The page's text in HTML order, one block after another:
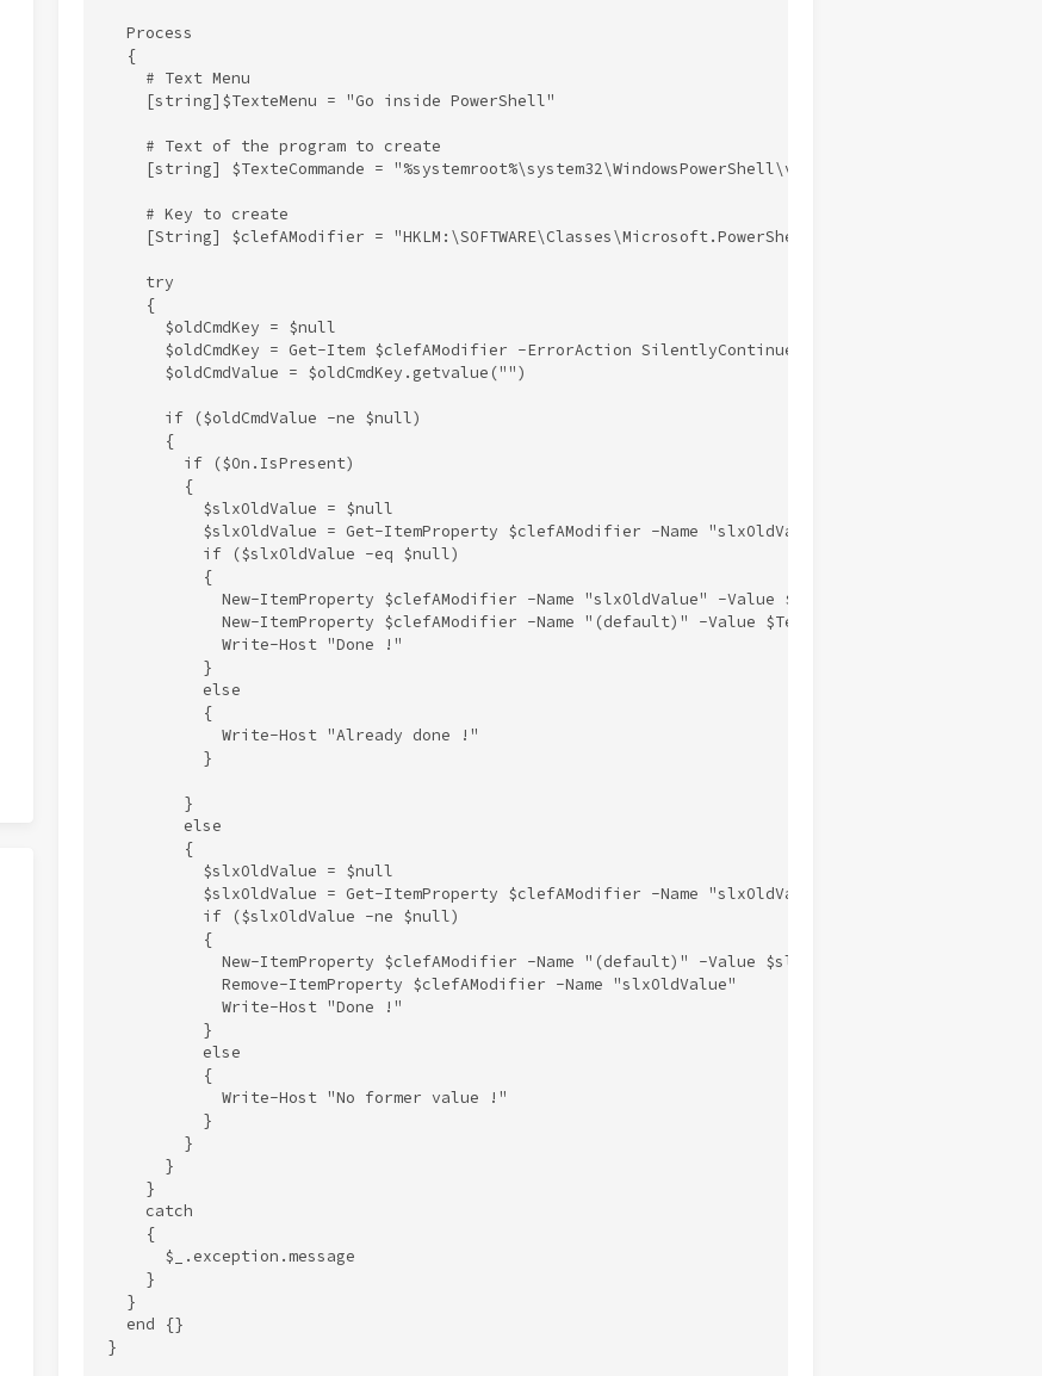
  Process
  {
    # Text Menu
    [string]$TexteMenu = "Go inside PowerShell"
    # Text of the program to create
[string] $TexteCommande = "%systemroot%\system32\WindowsPowerShell\v1.0\powershell.exe -
    # Key to create
[String] $clefAModifier =
    try
    {
      $oldCmdKey = $null
      $oldCmdKey = Get-Item $clefAModifier -ErrorAction SilentlyContinue
      $oldCmdValue = $oldCmdKey.getvalue("")
      if ($oldCmdValue -ne $null)
      {
        if ($On.IsPresent)
        {
          $slxOldValue = $null
$slxOldValue = Get-ItemProperty $clefAModifier -Name "slxOldValue" -ErrorAction
          if ($slxOldValue -eq $null)
          {
New-ItemProperty $clefAModifier -Name "slxOldValue" -Value $oldCmdValue  -
New-ItemProperty $clefAModifier -Name "(default)" -Value $TexteCommande  -
            Write-Host "Done !"
          }
          else
          {
            Write-Host "Already done !"
          }
        }
        else
        {
          $slxOldValue = $null
$slxOldValue = Get-ItemProperty $clefAModifier -Name "slxOldValue" -ErrorAction
          if ($slxOldValue -ne $null)
          {
New-ItemProperty $clefAModifier -Name "(default)" -Value $slxOldValue."slxOldValue"
            Remove-ItemProperty $clefAModifier -Name "slxOldValue"
            Write-Host "Done !"
          }
          else
          {
            Write-Host "No former value !"
          }
        }
      }
    }
    catch
    {
      $_.exception.message
    }
  }
  end {}